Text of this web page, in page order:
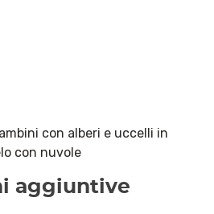
con alberi e uccelli in
con nuvole
aggiuntive